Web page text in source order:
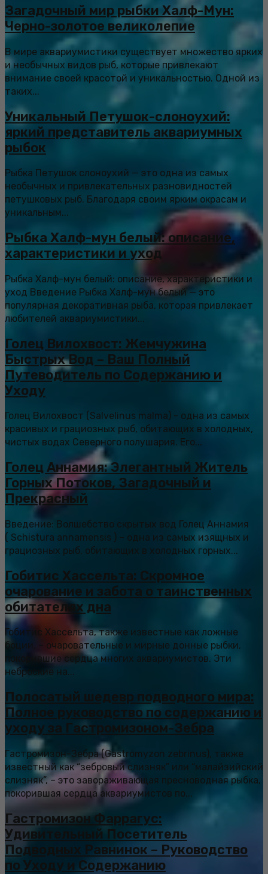
Загадочный мир рыбки Халф-Мун:
Черно-золотое великолепие
В мире аквариумистики существует множество ярких
и необычных видов рыб, которые привлекают
внимание своей красотой и уникальностью. Одной из
таких...
Уникальный Петушок-слоноухий:
яркий представитель аквариумных
рыбок
Рыбка Петушок слоноухий — это одна из самых
необычных и привлекательных разновидностей
петушковых рыб. Благодаря своим ярким окрасам и
уникальным...
Рыбка Халф-мун белый: описание,
характеристики и уход
Рыбка Халф-мун белый: описание, характеристики и
уход Введение Рыбка Халф-мун белый — это
популярная декоративная рыба, которая привлекает
любителей аквариумистики...
Голец Вилохвост: Жемчужина
Быстрых Вод – Ваш Полный
Путеводитель по Содержанию и
Уходу
Голец Вилохвост (Salvelinus malma) - одна из самых
красивых и грациозных рыб, обитающих в холодных,
чистых водах Северного полушария. Его...
Голец Аннамия: Элегантный Житель
Горных Потоков, Загадочный и
Прекрасный
Введение: Волшебство скрытых вод Голец Аннамия
( Schistura annamensis ) – одна из самых изящных и
грациозных рыб, обитающих в холодных горных...
Гобитис Хассельта: Скромное
очарование и забота о таинственных
обитателях дна
Гобитис Хассельта, также известные как ложные
боции, – очаровательные и мирные донные рыбки,
покорившие сердца многих аквариумистов. Эти
неброские на...
Полосатый шедевр подводного мира:
Полное руководство по содержанию и
уходу за Гастромизоном-Зебра
Гастромизон-Зебра (Gastromyzon zebrinus), также
известный как “зебровый слизняк” или “малайзийский
слизняк”, – это завораживающая пресноводная рыбка,
покорившая сердца аквариумистов по...
Гастромизон Фаррагус:
Удивительный Посетитель
Подводных Равнинок – Руководство
по Уходу и Содержанию